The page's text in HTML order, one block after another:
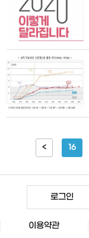
< 16
로그인
이용약관